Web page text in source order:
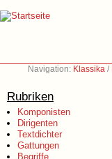
Navigation: Klassika /
Rubriken
Komponisten
Dirigenten
Textdichter
Gattungen
Begriffe